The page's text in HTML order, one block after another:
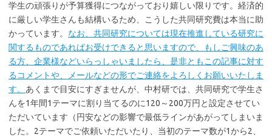
学生の頑張りが予算獲得につながっており嬉しい限りです。経済的
に厳しい学生さんも結構いるため、こうした共同研究費は本当に助
かっています。 なお、共同研究については現在推進している研究に
関するものであればお受けできると思いますので、もしご興味のあ
る方、企業様などいらっしゃいましたら、是非ともこの記事に対す
るコメントや、メールなどの形でご連絡をよろしくお願いいたしま
す。 あくまで目安にすぎませんが、中村研では、共同研究で学生さ
んを1年間1テーマに割り当てるのに120～200万円と設定させてい
ただいています（円安などの影響で最低ラインがあがってしまいま
した。2テーマでご依頼いただいたり、当初のテーマ数が1から2、